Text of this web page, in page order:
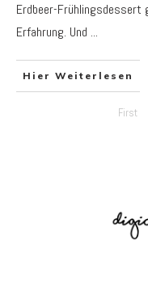
Erdbeer-Frühlingsdessert
Erfahrung. Und ...
Hier Weiterlesen
First